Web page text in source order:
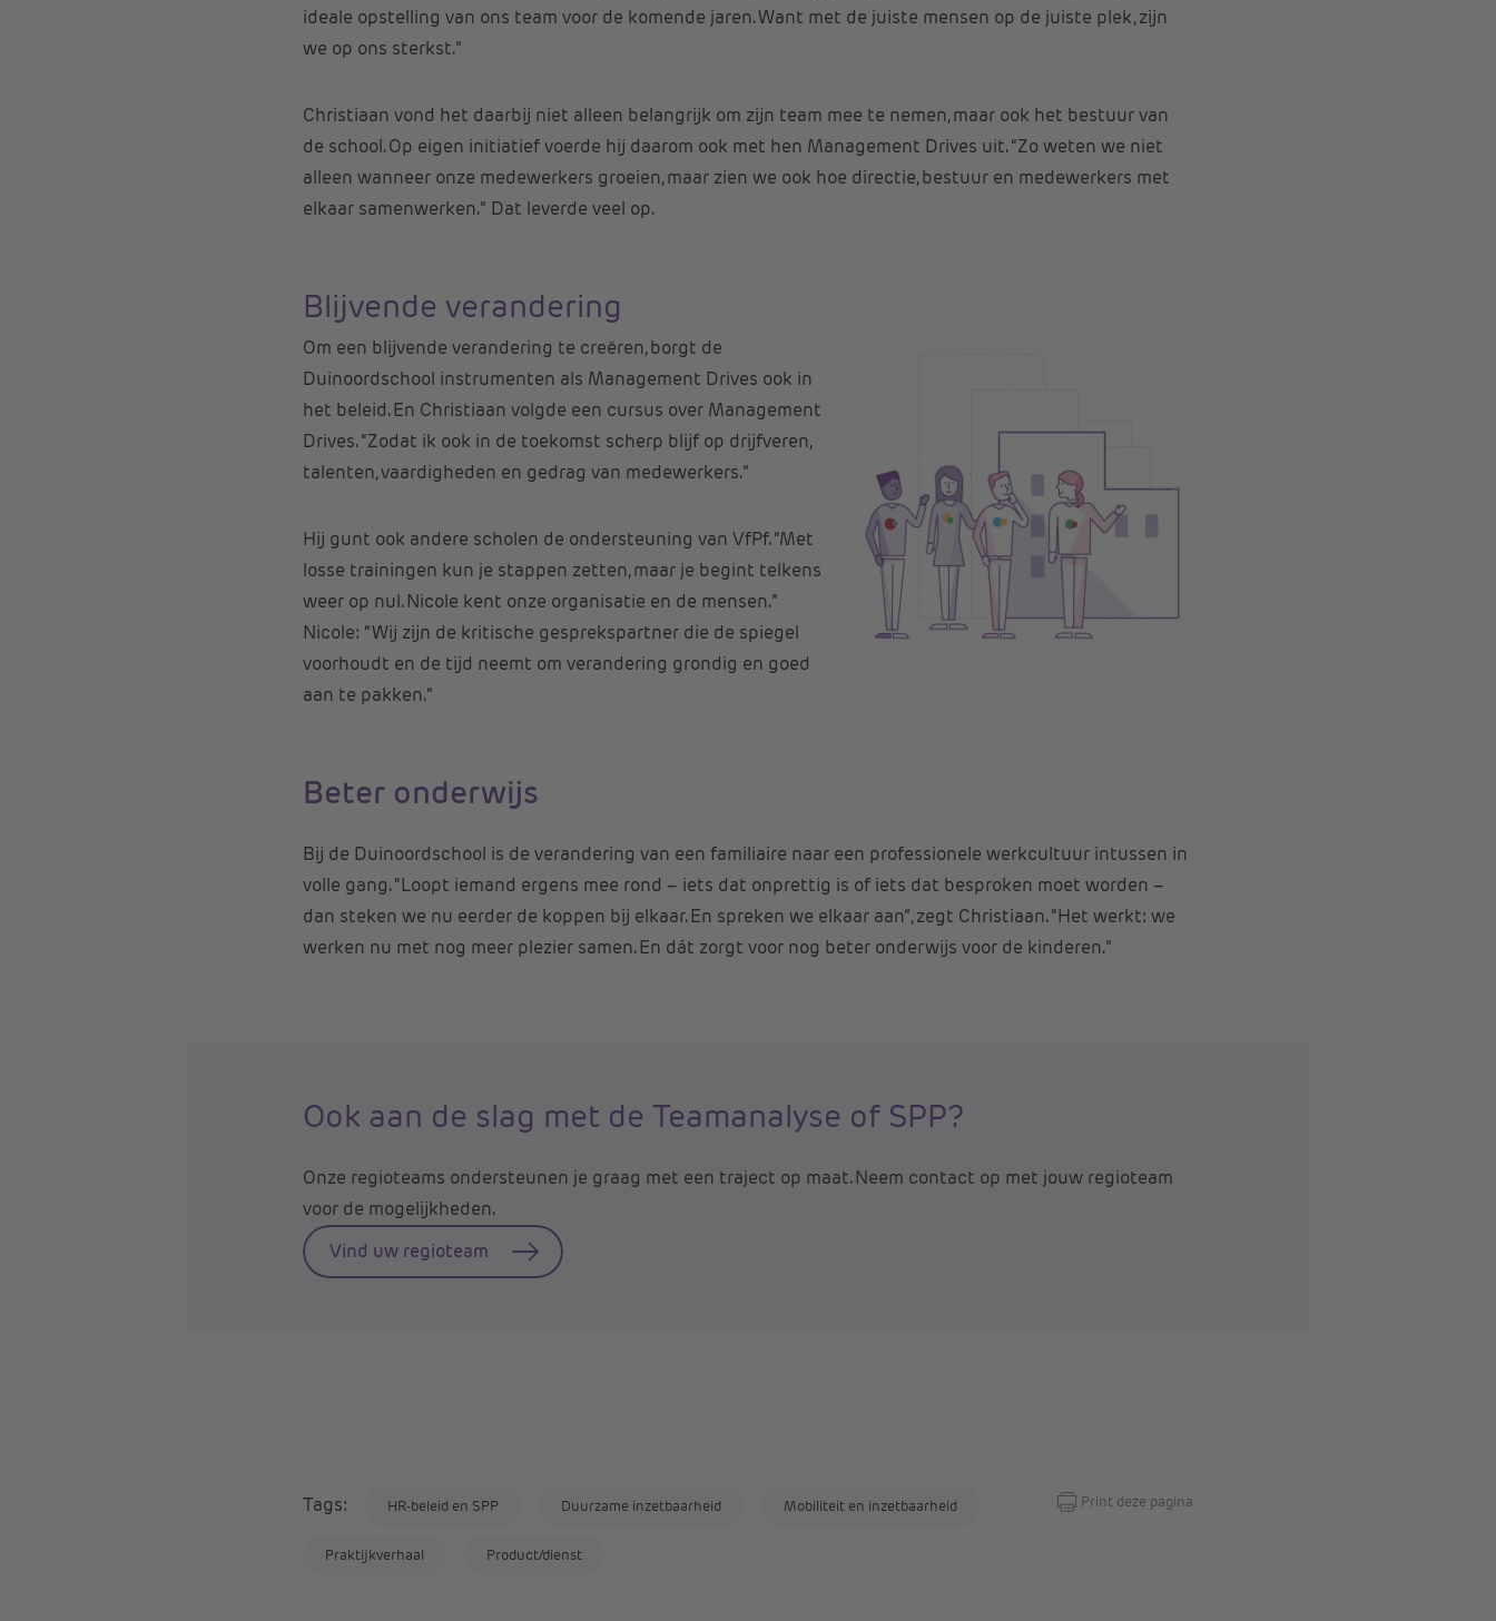
ideale opstelling van ons team voor de komende jaren. Want met de juiste mensen op de juiste plek, zijn
we op ons sterkst.”
Christiaan vond het daarbij niet alleen belangrijk om zijn team mee te nemen, maar ook het bestuur van
de school. Op eigen initiatief voerde hij daarom ook met hen Management Drives uit. “Zo weten we niet
alleen wanneer onze medewerkers groeien, maar zien we ook hoe directie, bestuur en medewerkers met
elkaar samenwerken.” Dat leverde veel op.
Blijvende verandering
Om een blijvende verandering te creëren, borgt de
Duinoordschool instrumenten als Management Drives ook in
het beleid. En Christiaan volgde een cursus over Management
Drives. “Zodat ik ook in de toekomst scherp blijf op drijfveren,
talenten, vaardigheden en gedrag van medewerkers.”
Hij gunt ook andere scholen de ondersteuning van VfPf. “Met
losse trainingen kun je stappen zetten, maar je begint telkens
weer op nul. Nicole kent onze organisatie en de mensen.”
Nicole: “Wij zijn de kritische gesprekspartner die de spiegel
voorhoudt en de tijd neemt om verandering grondig en goed
aan te pakken.”
Beter onderwijs
Bij de Duinoordschool is de verandering van een familiaire naar een professionele werkcultuur intussen in
volle gang. “Loopt iemand ergens mee rond – iets dat onprettig is of iets dat besproken moet worden –
dan steken we nu eerder de koppen bij elkaar. En spreken we elkaar aan”, zegt Christiaan. “Het werkt: we
werken nu met nog meer plezier samen. En dát zorgt voor nog beter onderwijs voor de kinderen.”
Ook aan de slag met de Teamanalyse of SPP?
Onze regioteams ondersteunen je graag met een traject op maat. Neem contact op met jouw regioteam
voor de mogelijkheden.
Vind uw regioteam
Tags: HR-beleid en SPP Duurzame inzetbaarheid Mobiliteit en inzetbaarheid
Praktijkverhaal Product/dienst
Print deze pagina